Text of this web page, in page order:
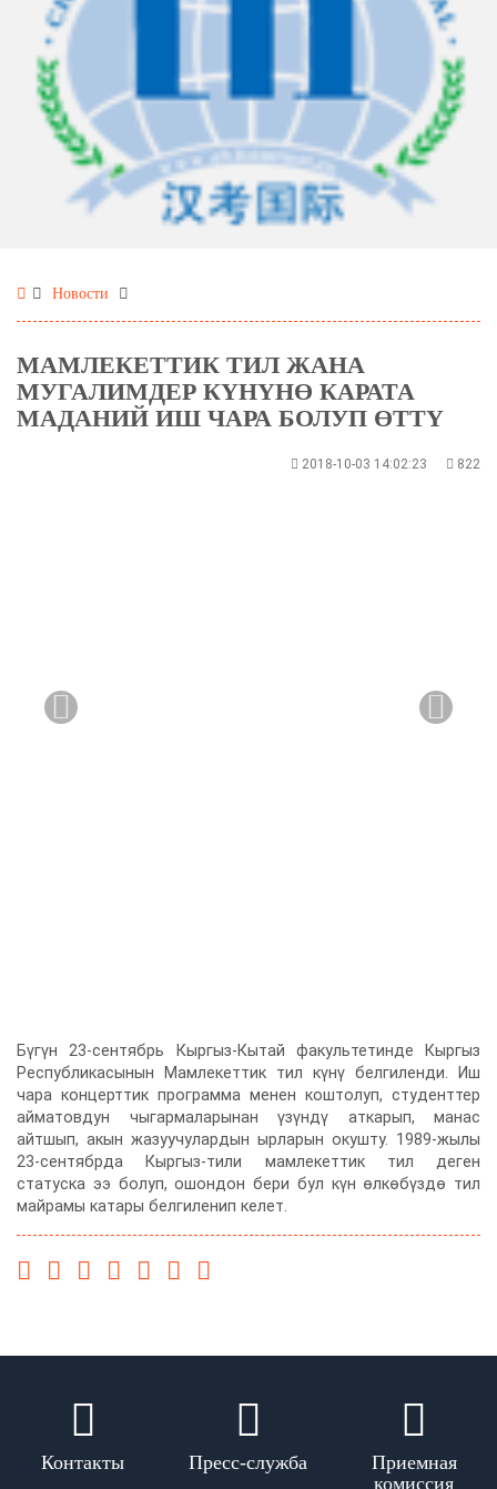
Новости
МАМЛЕКЕТТИК ТИЛ ЖАНА
МУГАЛИМДЕР КҮНҮНӨ КАРАТА
МАДАНИЙ ИШ ЧАРА БОЛУП ӨТТҮ
2018-10-03 14:02:23 822
Бүгүн 23-сентябрь Кыргыз-Кытай факультетинде Кыргыз
Республикасынын Мамлекеттик тил күнү белгиленди. Иш
чара концерттик программа менен коштолуп, студенттер
айматовдун чыгармаларынан үзүндү аткарып, манас
айтшып, акын жазуучулардын ырларын окушту. 1989-жылы
23-сентябрда Кыргыз-тили мамлекеттик тил деген
статуска ээ болуп, ошондон бери бул күн өлкөбүздө тил
майрамы катары белгиленип келет.
Контакты Пресс-служба
Приемная
комиссия